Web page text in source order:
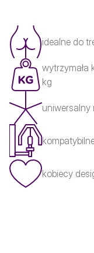
idealne do
wytrzymała
kg
uniwersalny
kobiecy